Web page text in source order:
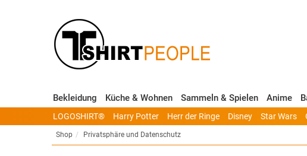
Bekleidung Küche & Wohnen Sammeln & Spielen Anime
LOGOSHIRT® Harry Potter Herr der Ringe Disney Star Wars
Shop Privatsphäre und Datenschutz